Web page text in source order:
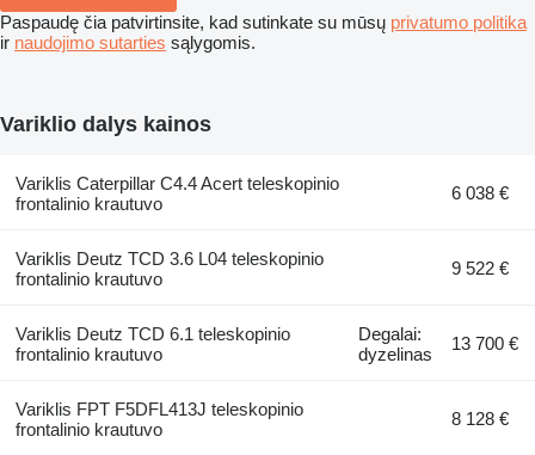
Paspaudę čia patvirtinsite, kad sutinkate su mūsų privatumo politika
ir naudojimo sutarties sąlygomis.
Variklio dalys kainos
Variklis Caterpillar C4.4 Acert teleskopinio
frontalinio krautuvo
6 038 €
Variklis Deutz TCD 3.6 L04 teleskopinio
frontalinio krautuvo
9 522 €
Variklis Deutz TCD 6.1 teleskopinio
frontalinio krautuvo
Degalai:
dyzelinas
13 700 €
Variklis FPT F5DFL413J teleskopinio
frontalinio krautuvo
8 128 €